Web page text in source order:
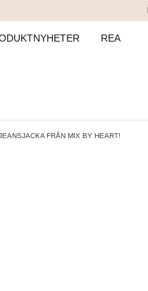
REA
FRÅN MIX BY HEART!